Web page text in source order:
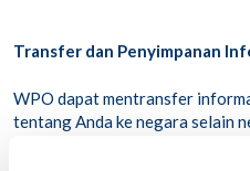
Transfer dan Penyimpanan
WPO dapat mentransfer
tentang Anda ke negara selain